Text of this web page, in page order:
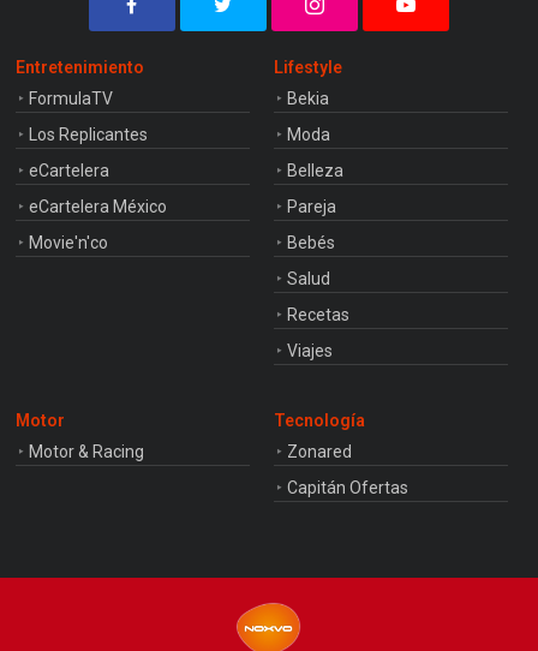
Entretenimiento
FormulaTV
Los Replicantes
eCartelera
eCartelera México
Movie'n'co
Lifestyle
Bekia
Moda
Belleza
Pareja
Bebés
Salud
Recetas
Viajes
Motor
Motor & Racing
Tecnología
Zonared
Capitán Ofertas